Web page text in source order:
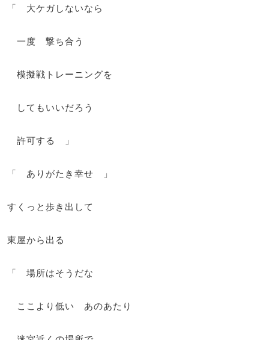
「 大ケガしないなら
一度 撃ち合う
模擬戦トレーニングを
してもいいだろう
許可する 」
「 ありがたき幸せ 」
すくっと歩き出して
東屋から出る
「 場所はそうだな
ここより低い あのあたり